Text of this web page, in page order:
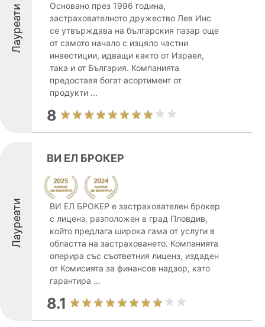
Лауреати
Основано през 1996 година,
застрахователното дружество Лев Инс
се утвърждава на българския пазар още
от самото начало с изцяло частни
инвестиции, идващи както от Израел,
така и от България. Компанията
предоставя богат асортимент от
продукти ...
8
Лауреати
ВИ ЕЛ БРОКЕР
ВИ ЕЛ БРОКЕР е застрахователен брокер
с лиценз, разположен в град Пловдив,
който предлага широка гама от услуги в
областта на застраховането. Компанията
оперира със съответния лиценз, издаден
от Комисията за финансов надзор, като
гарантира ...
8.1